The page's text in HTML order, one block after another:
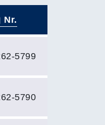
Nr.
5799
5790